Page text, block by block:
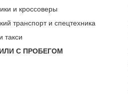
и кроссоверы
транспорт и спецтехника
такси
С ПРОБЕГОМ